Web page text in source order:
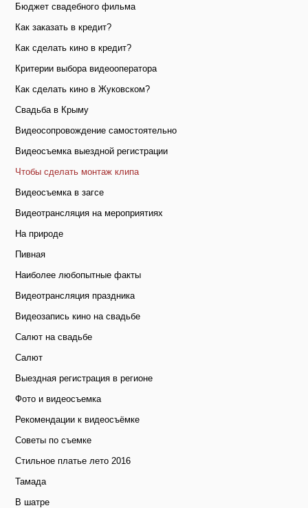
Бюджет свадебного фильма
Как заказать в кредит?
Как сделать кино в кредит?
Критерии выбора видеооператора
Как сделать кино в Жуковском?
Свадьба в Крыму
Видеосопровождение самостоятельно
Видеосъемка выездной регистрации
Чтобы сделать монтаж клипа
Видеосъемка в загсе
Видеотрансляция на мероприятиях
На природе
Пивная
Наиболее любопытные факты
Видеотрансляция праздника
Видеозапись кино на свадьбе
Салют на свадьбе
Салют
Выездная регистрация в регионе
Фото и видеосъемка
Рекомендации к видеосъёмке
Советы по съемке
Стильное платье лето 2016
Тамада
В шатре